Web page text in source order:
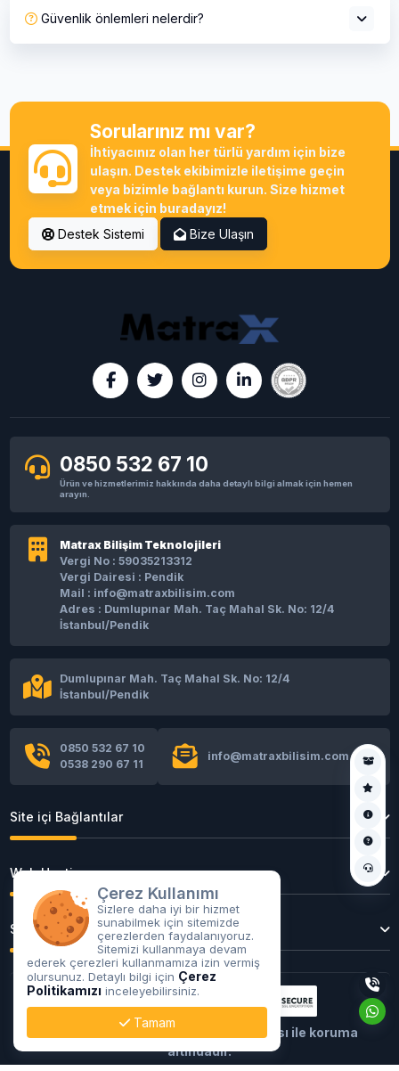
Güvenlik önlemleri nelerdir?
Sorularınız mı var?
İhtiyacınız olan her türlü yardım için bize
ulaşın. Destek ekibimizle iletişime geçin
veya bizimle bağlantı kurun. Size hizmet
etmek için buradayız!
Destek Sistemi
Bize Ulaşın
0850 532 67 10
Ürün ve hizmetlerimiz hakkında daha detaylı bilgi almak için hemen
arayın.
Matrax Bilişim Teknolojileri
Vergi No : 59035213312
Vergi Dairesi : Pendik
Mail : info@matraxbilisim.com
Adres : Dumlupınar Mah. Taç Mahal Sk. No: 12/4
İstanbul/Pendik
Dumlupınar Mah. Taç Mahal Sk. No: 12/4
İstanbul/Pendik
0850 532 67 10
0538 290 67 11
info@matraxbilisim.com
Site içi Bağlantılar
Web Hosting
Sunucu Hizmetleri
Tüm işlemleriniz256Bit
SSL sertifikası ile koruma
altındadır.
Çerez Kullanımı
Sizlere daha iyi bir hizmet
sunabilmek için sitemizde
çerezlerden faydalanıyoruz.
Sitemizi kullanmaya devam
ederek çerezleri kullanmamıza izin vermiş
olursunuz. Detaylı bilgi için Çerez
Politikamızı inceleyebilirsiniz.
Tamam